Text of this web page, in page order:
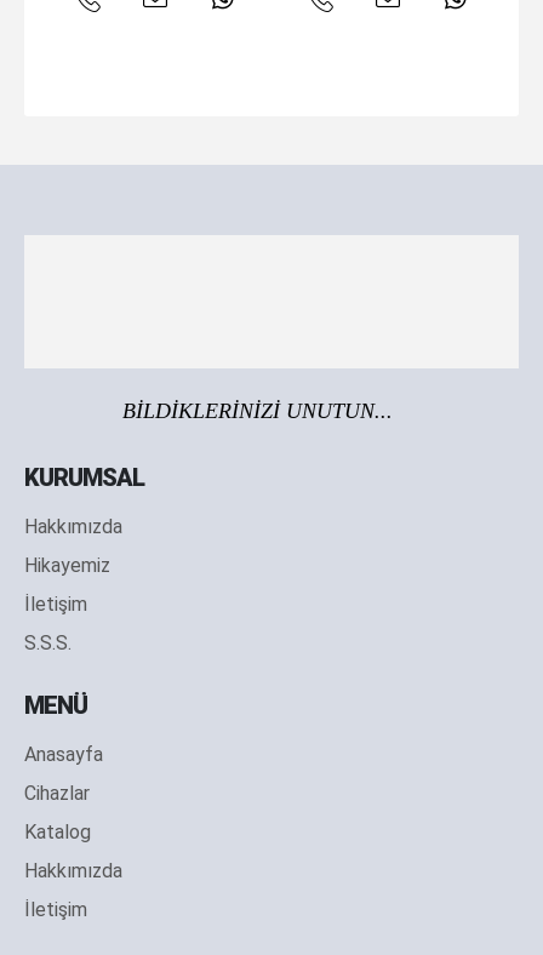
BİLDİKLERİNİZİ UNUTUN...
KURUMSAL
Hakkımızda
Hikayemiz
İletişim
S.S.S.
MENÜ
Anasayfa
Cihazlar
Katalog
Hakkımızda
İletişim